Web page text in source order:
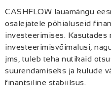
CASHFLOW lauamängu
osalejatele põhialuseid
investeerimises. Kasutades
investeerimisvõimalusi,
jms, tuleb teha nutikaid
suurendamiseks ja kulude
finantsiline stabiilsus.